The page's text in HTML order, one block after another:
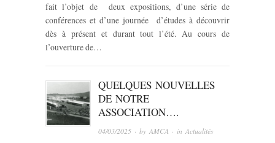
fait l’objet de deux expositions, d’une série de
conférences et d’une journée d’études à découvrir
dès à présent et durant tout l’été. Au cours de
l’ouverture de…
QUELQUES NOUVELLES
DE NOTRE
ASSOCIATION….
04/03/2025 · byAMCA · inActualités